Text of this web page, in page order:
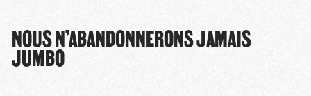
NOUS N’ABANDONNERONS JAMAIS
JUMBO